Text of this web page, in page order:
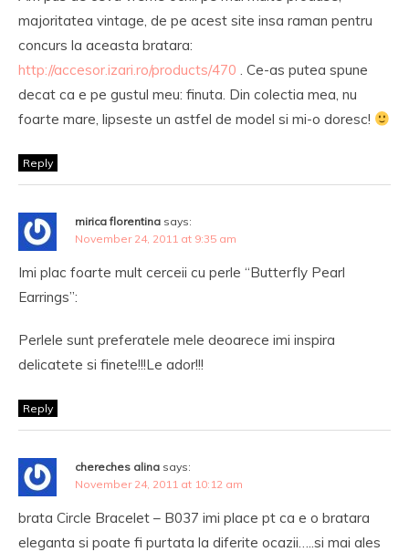
majoritatea vintage, de pe acest site insa raman pentru
concurs la aceasta bratara:
http://accesor.izari.ro/products/470 . Ce-as putea spune
decat ca e pe gustul meu: finuta. Din colectia mea, nu
foarte mare, lipseste un astfel de model si mi-o doresc!
Reply
mirica florentina says:
November 24, 2011 at 9:35 am
Imi plac foarte mult cerceii cu perle “Butterfly Pearl
Earrings”:
Perlele sunt preferatele mele deoarece imi inspira
delicatete si finete!!!Le ador!!!
Reply
chereches alina says:
November 24, 2011 at 10:12 am
brata Circle Bracelet – B037 imi place pt ca e o bratara
eleganta si poate fi purtata la diferite ocazii…..si mai ales